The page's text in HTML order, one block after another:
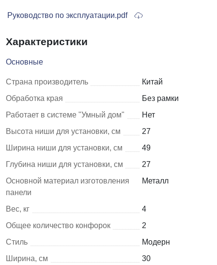
Руководство по эксплуатации.pdf
Характеристики
Основные
Страна производитель
Китай
Обработка края
Без рамки
Работает в системе "Умный дом"
Нет
Высота ниши для установки, см
27
Ширина ниши для установки, см
49
Глубина ниши для установки, см
27
Основной материал изготовления
панели
Металл
Вес, кг
4
Общее количество конфорок
2
Стиль
Модерн
Ширина, см
30